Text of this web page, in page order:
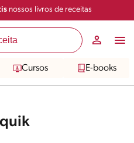
nossos livros de receitas
Cursos E-books